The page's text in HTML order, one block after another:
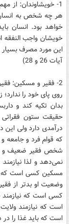
1- خویشاوندان: از
هر چه شخص به
خواهد بود. انسان
خویشان واجب النفقه
آیات 26 و 28)
2- فقیر و مسکین:
روی پای خود را
بدان تکیه کند و
حقیقت ستون فقراتی
درآمدی دارد ولی این
شخص فقیر ضعیف و
نمی‌دهد و لذا
مسکین کسی است که
وضعیت او بدتر از
کسی است که
است که نیازمند
است که باید غذا را